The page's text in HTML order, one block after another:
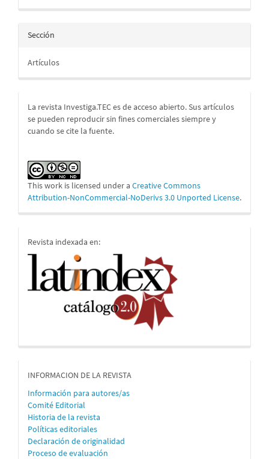
Sección
Artículos
La revista Investiga.TEC es de acceso abierto. Sus artículos
se pueden reproducir sin fines comerciales siempre y
cuando se cite la fuente.
This work is licensed under a Creative Commons
Attribution-NonCommercial-NoDerivs 3.0 Unported License.
indices
Revista indexada en:
informacion
INFORMACION DE LA REVISTA
Información para autores/as
Comité Editorial
Historia de la revista
Políticas editoriales
Declaración de originalidad
Proceso de evaluación